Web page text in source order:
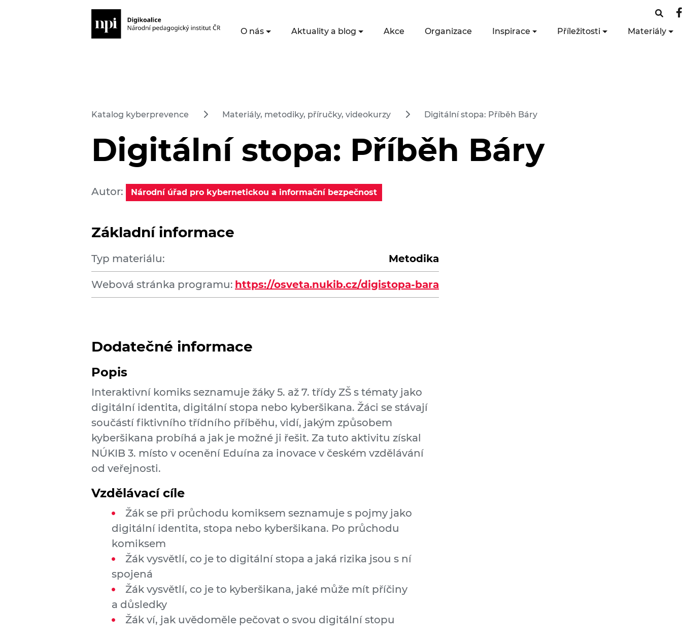
O nás Aktuality a blog Akce Organizace Inspirace Příležitosti Materiály
Katalog kyberprevence Materiály, metodiky, příručky, videokurzy Digitální stopa: Příběh Báry
Digitální stopa: Příběh Báry
Autor: Národní úřad pro kybernetickou a informační bezpečnost
Základní informace
Typ materiálu: Metodika
Webová stránka programu: https://osveta.nukib.cz/digistopa-bara
Dodatečné informace
Popis
Interaktivní komiks seznamuje žáky 5. až 7. třídy ZŠ s tématy jako
digitální identita, digitální stopa nebo kyberšikana. Žáci se stávají
součástí fiktivního třídního příběhu, vidí, jakým způsobem
kyberšikana probíhá a jak je možné ji řešit. Za tuto aktivitu získal
NÚKIB 3. místo v ocenění Eduína za inovace v českém vzdělávání
od veřejnosti.
Vzdělávací cíle
Žák se při průchodu komiksem seznamuje s pojmy jako
digitální identita, stopa nebo kyberšikana. Po průchodu
komiksem
Žák vysvětlí, co je to digitální stopa a jaká rizika jsou s ní
spojená
Žák vysvětlí, co je to kyberšikana, jaké může mít příčiny
a důsledky
Žák ví, jak uvědoměle pečovat o svou digitální stopu